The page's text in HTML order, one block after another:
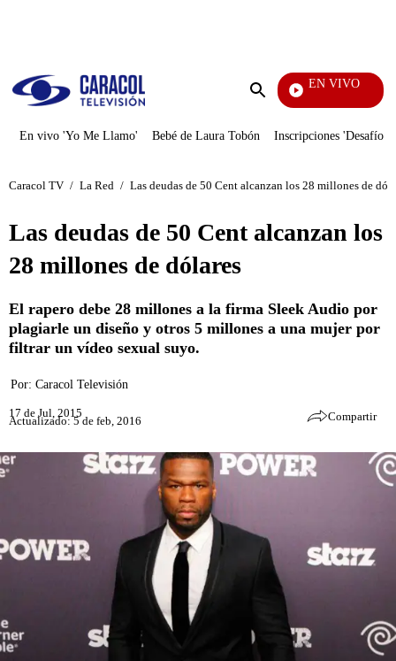
Enviar
EN VIVO
Ciudad Lejana
En vivo 'Yo Me Llamo' Bebé de Laura Tobón Inscripciones 'Desafío'
Caracol TV / La Red / Las deudas de 50 Cent alcanzan los 28 millones de
Las deudas de 50 Cent alcanzan los
28 millones de dólares
El rapero debe 28 millones a la firma Sleek Audio por
plagiarle un diseño y otros 5 millones a una mujer por
filtrar un vídeo sexual suyo.
Por: Caracol Televisión
17 de Jul, 2015
Actualizado: 5 de feb, 2016 Compartir